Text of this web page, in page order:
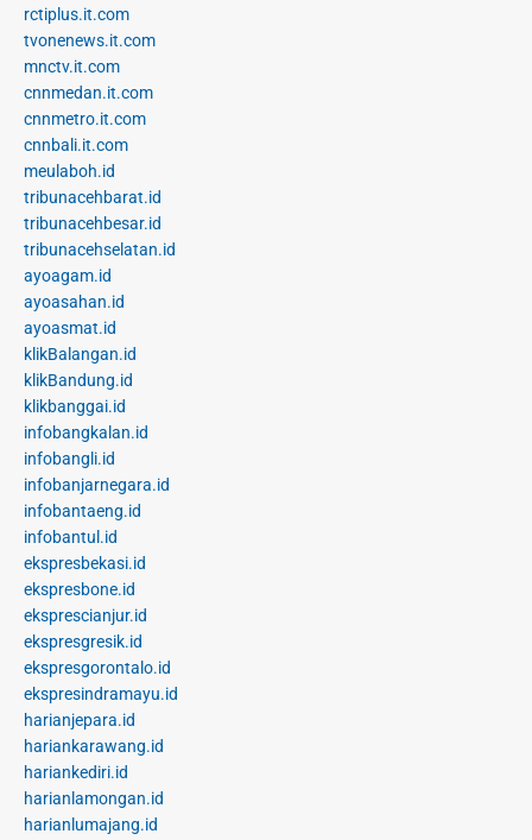
rctiplus.it.com
tvonenews.it.com
mnctv.it.com
cnnmedan.it.com
cnnmetro.it.com
cnnbali.it.com
meulaboh.id
tribunacehbarat.id
tribunacehbesar.id
tribunacehselatan.id
ayoagam.id
ayoasahan.id
ayoasmat.id
klikBalangan.id
klikBandung.id
klikbanggai.id
infobangkalan.id
infobangli.id
infobanjarnegara.id
infobantaeng.id
infobantul.id
ekspresbekasi.id
ekspresbone.id
eksprescianjur.id
ekspresgresik.id
ekspresgorontalo.id
ekspresindramayu.id
harianjepara.id
hariankarawang.id
hariankediri.id
harianlamongan.id
harianlumajang.id